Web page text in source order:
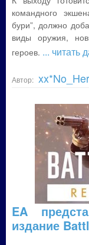
командного
бури”, должно
виды оружия,
героев. ... читать
Автор:
EA
издание